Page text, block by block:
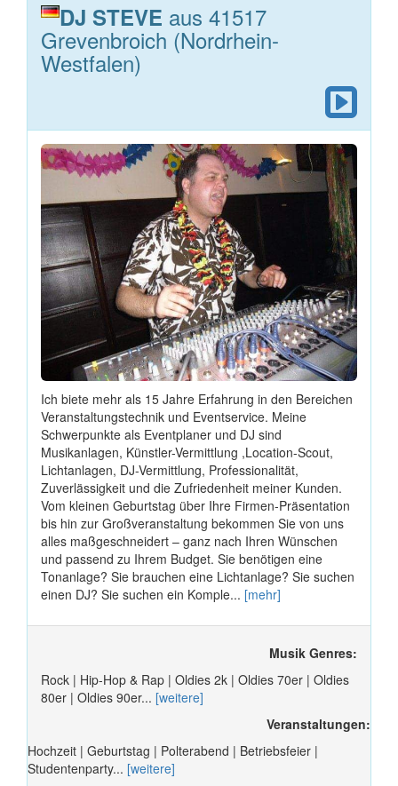
DJ STEVE aus 41517
Grevenbroich (Nordrhein-
Westfalen)
Ich biete mehr als 15 Jahre Erfahrung in den Bereichen
Veranstaltungstechnik und Eventservice. Meine
Schwerpunkte als Eventplaner und DJ sind
Musikanlagen, Künstler-Vermittlung ,Location-Scout,
Lichtanlagen, DJ-Vermittlung, Professionalität,
Zuverlässigkeit und die Zufriedenheit meiner Kunden.
Vom kleinen Geburtstag über Ihre Firmen-Präsentation
bis hin zur Großveranstaltung bekommen Sie von uns
alles maßgeschneidert – ganz nach Ihren Wünschen
und passend zu Ihrem Budget. Sie benötigen eine
Tonanlage? Sie brauchen eine Lichtanlage? Sie suchen
einen DJ? Sie suchen ein Komple... [mehr]
Musik Genres:
Rock | Hip-Hop & Rap | Oldies 2k | Oldies 70er | Oldies
80er | Oldies 90er... [weitere]
Veranstaltungen:
Hochzeit | Geburtstag | Polterabend | Betriebsfeier |
Studentenparty... [weitere]